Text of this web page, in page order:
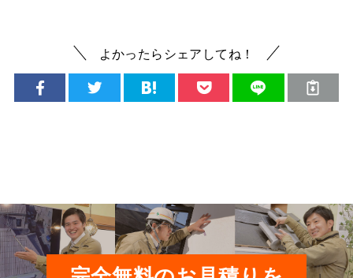
よかったらシェアしてね！